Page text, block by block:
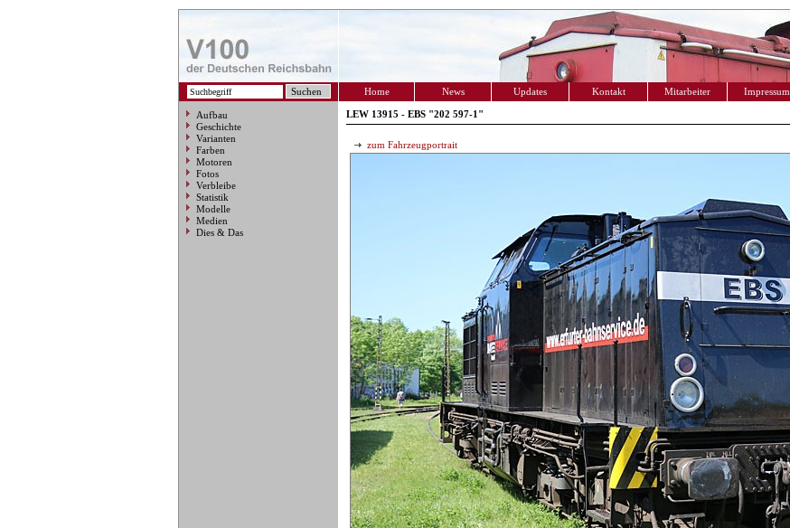
Home News Updates Kontakt Mitarbeiter Impressum
Aufbau
Geschichte
Varianten
Farben
Motoren
Fotos
Verbleibe
Statistik
Modelle
Medien
Dies & Das
LEW 13915 - EBS "202 597-1"
zum Fahrzeugportrait